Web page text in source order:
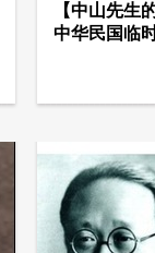
【中山先
中华民国临